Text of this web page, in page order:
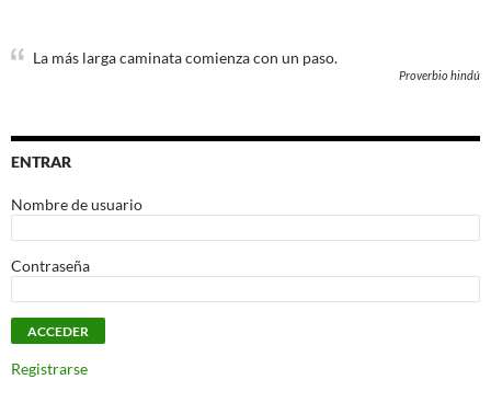
La más larga caminata comienza con un paso.
Proverbio hindú
ENTRAR
Nombre de usuario
Contraseña
Registrarse